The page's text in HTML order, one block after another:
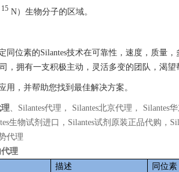
15 N）生物分子的区域。
同位素的Silantes技术在可靠性，速度，质量
，拥有一支积极主动，灵活多变的团队，渴望
用，并帮助您找到最佳解决方案。
理、Silantes代理， Silantes北京代理， Silantes
生物试剂进口，Silantes试剂原装正品代购
代理
代理
描述 同位素